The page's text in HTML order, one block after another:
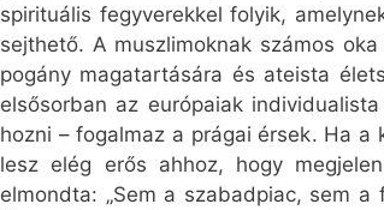
spirituális fegyverekkel folyik,
sejthető. A muszlimoknak számos
pogány magatartására és ateista
elsősorban az európaiak
hozni – fogalmaz a prágai érsek. Ha
lesz elég erős ahhoz, hogy
elmondta: „Sem a szabadpiac, sem